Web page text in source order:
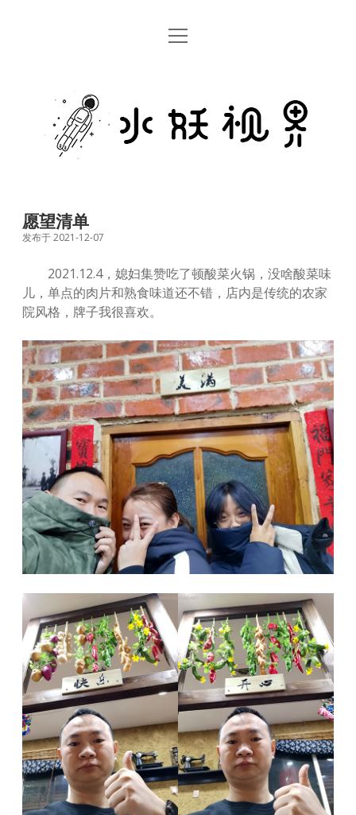
首页
关于
open
水
妖
视
愿望清单
发布于 2021-12-07
2021.12.4，媳妇集赞吃了顿酸菜火锅，没啥酸菜味
儿，单点的肉片和熟食味道还不错，店内是传统的农家
院风格，牌子我很喜欢。